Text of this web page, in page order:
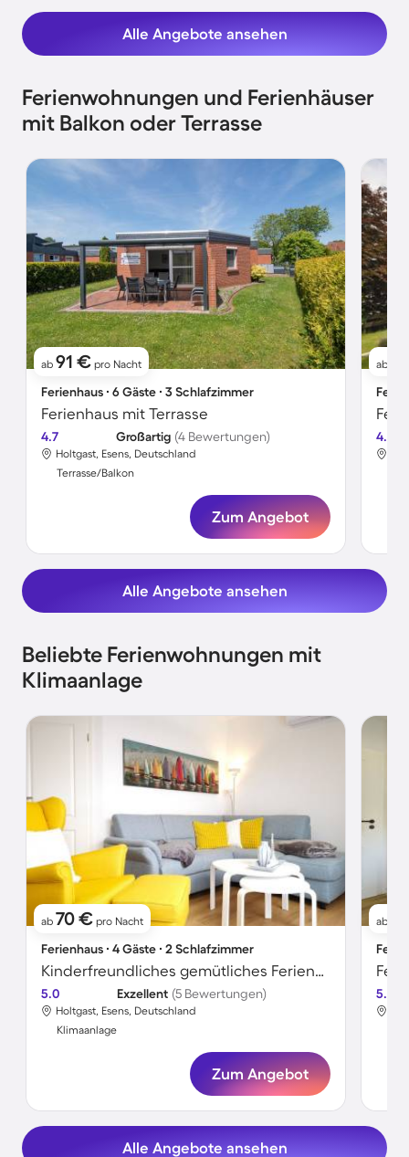
Alle Angebote ansehen
Ferienwohnungen und Ferienhäuser
mit Balkon oder Terrasse
ab 91 € pro Nacht
Ferienhaus ∙ 6 Gäste ∙ 3 Schlafzimmer
Ferienhaus mit Terrasse
4.7 Großartig (4 Bewertungen)
Holtgast, Esens, Deutschland
Terrasse/Balkon
Zum Angebot
ab
4.0
Alle Angebote ansehen
Beliebte Ferienwohnungen mit
Klimaanlage
ab 70 € pro Nacht
Ferienhaus ∙ 4 Gäste ∙ 2 Schlafzimmer
Kinderfreundliches gemütliches Ferienhaus mit Grill, Garten und Terrasse | Gartenblick | Haustierfreundlich
5.0 Exzellent (5 Bewertungen)
Holtgast, Esens, Deutschland
Klimaanlage
Zum Angebot
ab
5.0
Alle Angebote ansehen